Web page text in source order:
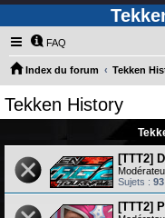
FAQ
Index du forum Tekken
Tekken History
[TTT2]
Sujets : 93
[TTT2]